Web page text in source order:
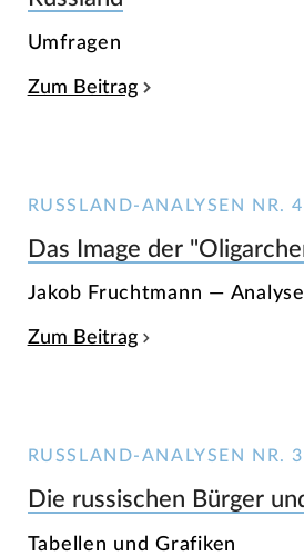
Umfragen
Zum Beitrag
RUSSLAND-ANALYSEN NR.
Das Image der
Jakob Fruchtmann — Analyse
Zum Beitrag
RUSSLAND-ANALYSEN NR.
Die russischen Bürger
Tabellen und Grafiken